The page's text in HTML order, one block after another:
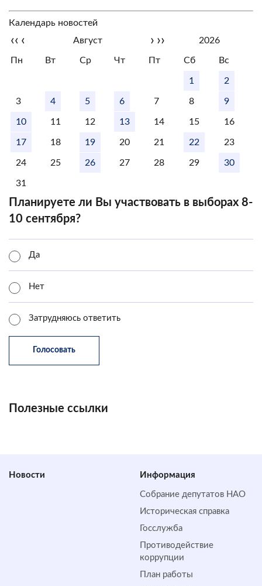
Календарь новостей
‹‹ ‹ Август › ›› 2026
Пн Вт Ср Чт Пт Сб Вс
1 2
3 4 5 6 7 8 9
10 11 12 13 14 15 16
17 18 19 20 21 22 23
24 25 26 27 28 29 30
31
Планируете ли Вы участвовать в выборах 8-
10 сентября?
Да
Нет
Затрудняюсь ответить
Полезные ссылки
Новости Информация
Собрание депутатов НАО
Историческая справка
Госслужба
Противодействие
коррупции
План работы